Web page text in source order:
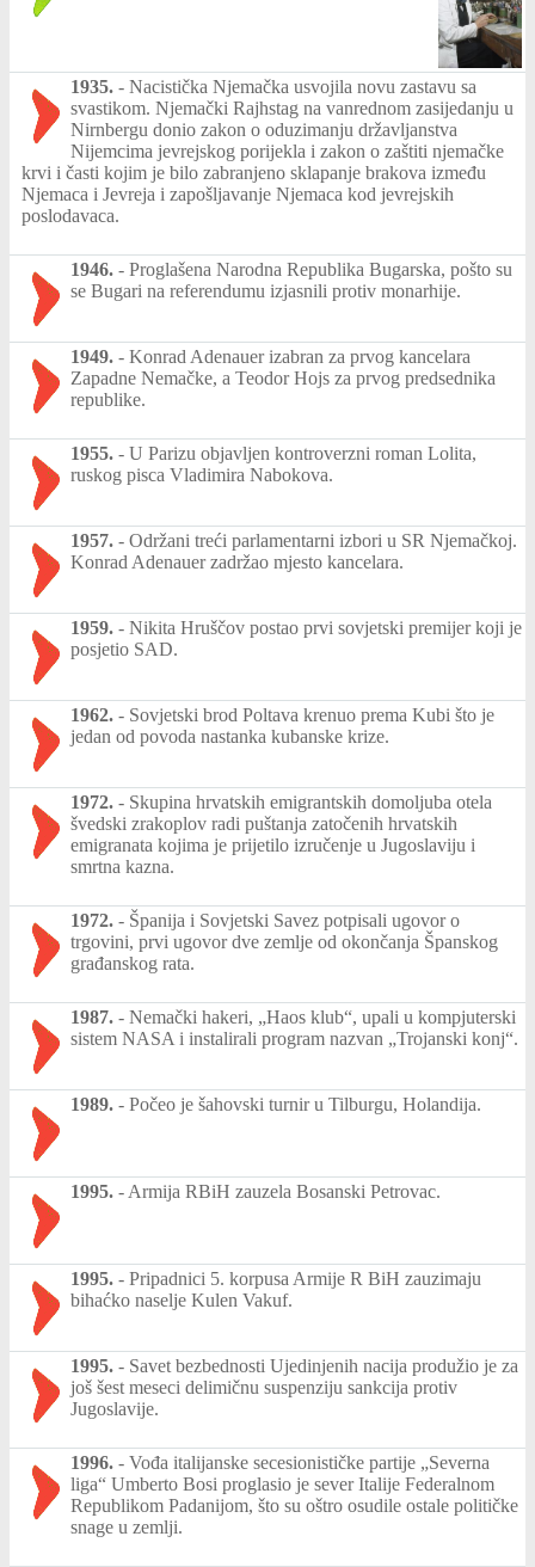
1935. - Nacistička Njemačka usvojila novu zastavu sa
svastikom. Njemački Rajhstag na vanrednom zasijedanju u
Nirnbergu donio zakon o oduzimanju državljanstva
Nijemcima jevrejskog porijekla i zakon o zaštiti njemačke
krvi i časti kojim je bilo zabranjeno sklapanje brakova između
Njemaca i Jevreja i zapošljavanje Njemaca kod jevrejskih
poslodavaca.
1946. - Proglašena Narodna Republika Bugarska, pošto su
se Bugari na referendumu izjasnili protiv monarhije.
1949. - Konrad Adenauer izabran za prvog kancelara
Zapadne Nemačke, a Teodor Hojs za prvog predsednika
republike.
1955. - U Parizu objavljen kontroverzni roman Lolita,
ruskog pisca Vladimira Nabokova.
1957. - Održani treći parlamentarni izbori u SR Njemačkoj.
Konrad Adenauer zadržao mjesto kancelara.
1959. - Nikita Hruščov postao prvi sovjetski premijer koji je
posjetio SAD.
1962. - Sovjetski brod Poltava krenuo prema Kubi što je
jedan od povoda nastanka kubanske krize.
1972. - Skupina hrvatskih emigrantskih domoljuba otela
švedski zrakoplov radi puštanja zatočenih hrvatskih
emigranata kojima je prijetilo izručenje u Jugoslaviju i
smrtna kazna.
1972. - Španija i Sovjetski Savez potpisali ugovor o
trgovini, prvi ugovor dve zemlje od okončanja Španskog
građanskog rata.
1987. - Nemački hakeri, „Haos klub“, upali u kompjuterski
sistem NASA i instalirali program nazvan „Trojanski konj“.
1989. - Počeo je šahovski turnir u Tilburgu, Holandija.
1995. - Armija RBiH zauzela Bosanski Petrovac.
1995. - Pripadnici 5. korpusa Armije R BiH zauzimaju
bihaćko naselje Kulen Vakuf.
1995. - Savet bezbednosti Ujedinjenih nacija produžio je za
još šest meseci delimičnu suspenziju sankcija protiv
Jugoslavije.
1996. - Vođa italijanske secesionističke partije „Severna
liga“ Umberto Bosi proglasio je sever Italije Federalnom
Republikom Padanijom, što su oštro osudile ostale političke
snage u zemlji.